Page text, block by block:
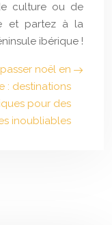
culture ou de
et partez à la
ibérique !
noël en
: destinations
pour des
inoubliables